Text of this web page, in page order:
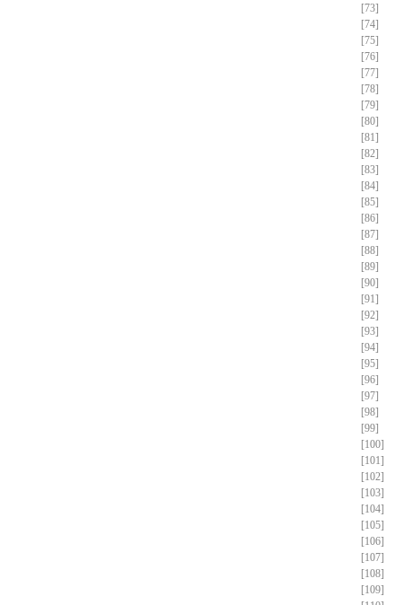
[73]
[74]
[75]
[76]
[77]
[78]
[79]
[80]
[81]
[82]
[83]
[84]
[85]
[86]
[87]
[88]
[89]
[90]
[91]
[92]
[93]
[94]
[95]
[96]
[97]
[98]
[99]
[100]
[101]
[102]
[103]
[104]
[105]
[106]
[107]
[108]
[109]